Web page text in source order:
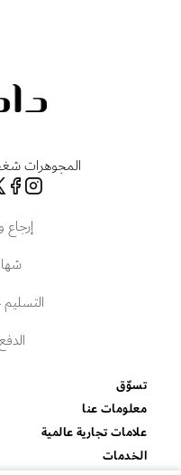
المجوهرات
إرجاع
التسليم خلال
تسوّق
قلادات وتعليقات
أساور وأساور صلبة
معلومات عنا
عالم داماس
ابحث عن متجر
علامات تجارية عالمية
فوبيه
الخدمات